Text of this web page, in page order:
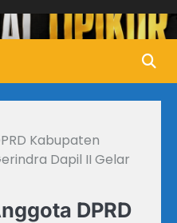
Kabupaten
Dapil II Gelar
DPRD